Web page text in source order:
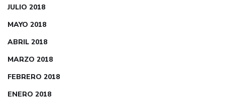
JULIO 2018
MAYO 2018
ABRIL 2018
MARZO 2018
FEBRERO 2018
ENERO 2018